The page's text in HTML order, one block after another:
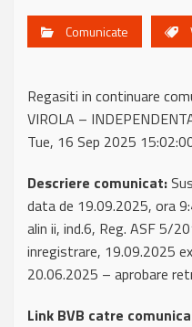
Comunicate
Regasiti in continuare
VIROLA –
Tue, 16 Sep 2025
Descriere comunicat:
data de 19.09.2025, ora
alin ii, ind.6, Reg. ASF 5/
inregistrare, 19.09.2025
20.06.2025 – aprobare
Link BVB catre